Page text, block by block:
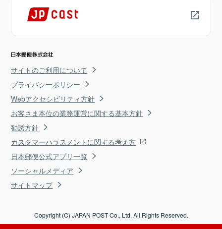
サイトのご利用について
プライバシーポリシー
Webアクセシビリティ方針
お客さま本位の業務運営に関する基本方針
勧誘方針
カスタマーハラスメントに関する考え方
日本郵便公式アプリ一覧
ソーシャルメディア
サイトマップ
Copyright (C) JAPAN POST Co., Ltd. All Rights Reserved.